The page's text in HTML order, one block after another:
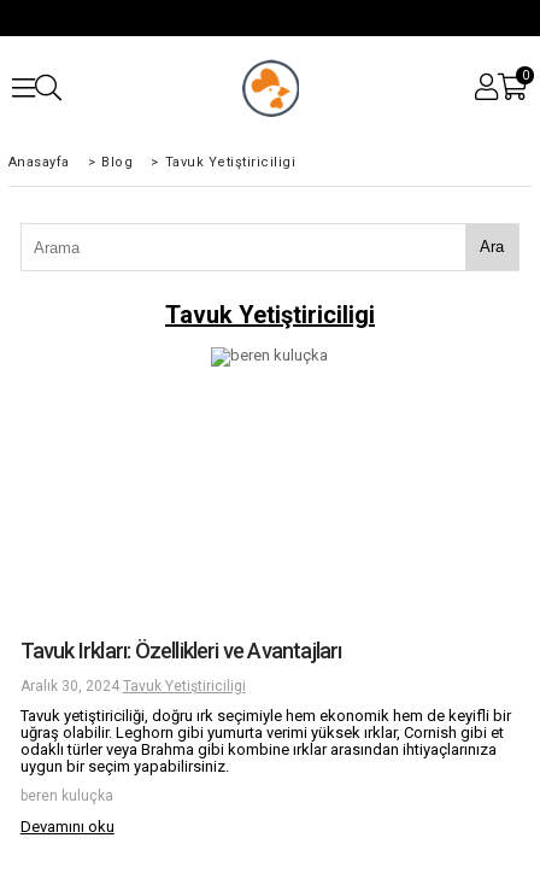
0
Anasayfa > Blog > Tavuk Yetiştiriciligi
Ara
Tavuk Yetiştiriciligi
Tavuk Irkları: Özellikleri ve Avantajları
Aralık 30, 2024 Tavuk Yetiştiriciligi
Tavuk yetiştiriciliği, doğru ırk seçimiyle hem ekonomik hem de keyifli bir
uğraş olabilir. Leghorn gibi yumurta verimi yüksek ırklar, Cornish gibi et
odaklı türler veya Brahma gibi kombine ırklar arasından ihtiyaçlarınıza
uygun bir seçim yapabilirsiniz.
beren kuluçka
Devamını oku